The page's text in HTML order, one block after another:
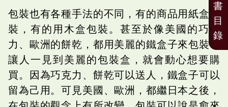
包裝也有各種手法的不同，有的商品用紙盒包
裝，有的用木盒包裝。甚至於像美國的巧克
力、歐洲的餅乾，都用美麗的鐵盒子來包裝，
讓人一見到美麗的包裝盒，就會動心想要購
買。因為巧克力、餅乾可以送人，鐵盒子可以
留為己用。可見美國、歐洲，都繼日本之後，
書
目
錄